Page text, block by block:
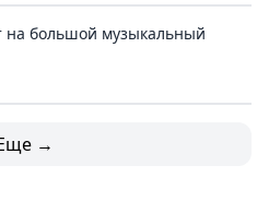
на большой музыкальный
→